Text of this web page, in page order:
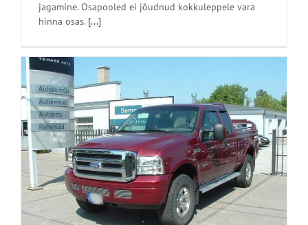
jagamine. Osapooled ei jõudnud kokkuleppele vara
hinna osas. [...]